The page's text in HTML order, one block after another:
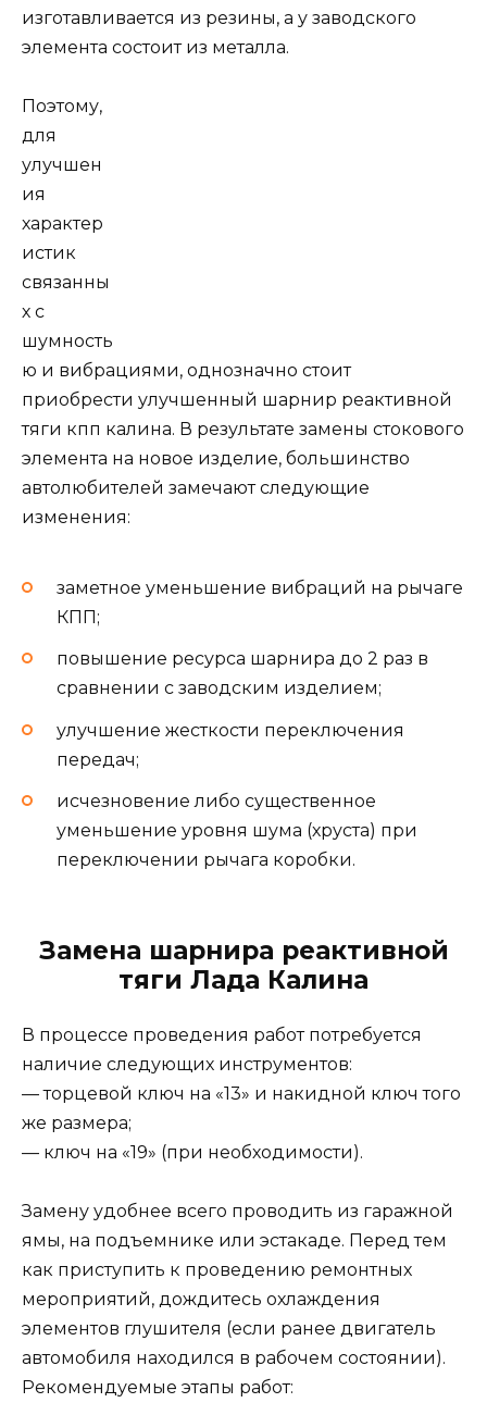
изготавливается из резины, а у заводского
элемента состоит из металла.
Поэтому,
для
улучшен
ия
характер
истик
связанны
х с
шумность
ю и вибрациями, однозначно стоит
приобрести улучшенный шарнир реактивной
тяги кпп калина. В результате замены стокового
элемента на новое изделие, большинство
автолюбителей замечают следующие
изменения:
заметное уменьшение вибраций на рычаге
КПП;
повышение ресурса шарнира до 2 раз в
сравнении с заводским изделием;
улучшение жесткости переключения
передач;
исчезновение либо существенное
уменьшение уровня шума (хруста) при
переключении рычага коробки.
Замена шарнира реактивной
тяги Лада Калина
В процессе проведения работ потребуется
наличие следующих инструментов:
— торцевой ключ на «13» и накидной ключ того
же размера;
— ключ на «19» (при необходимости).
Замену удобнее всего проводить из гаражной
ямы, на подъемнике или эстакаде. Перед тем
как приступить к проведению ремонтных
мероприятий, дождитесь охлаждения
элементов глушителя (если ранее двигатель
автомобиля находился в рабочем состоянии).
Рекомендуемые этапы работ: